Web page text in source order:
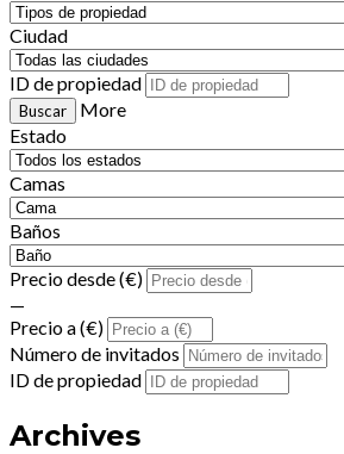
Ciudad
ID de propiedad
More
Estado
Camas
Baños
Precio desde (€)
—
Precio a (€)
Número de invitados
ID de propiedad
Archives